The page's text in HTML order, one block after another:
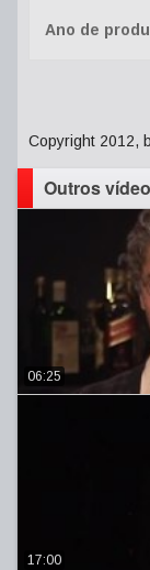
Ano de
Copyright 2012,
Outros
06:25
17:00